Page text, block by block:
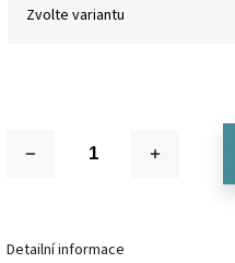
Detailní informace